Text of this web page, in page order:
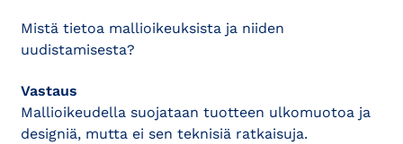
Mistä tietoa mallioikeuksista ja niiden
uudistamisesta?
Vastaus
Mallioikeudella suojataan tuotteen ulkomuotoa ja
designiä, mutta ei sen teknisiä ratkaisuja.